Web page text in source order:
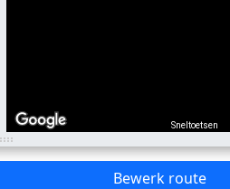
Sneltoetsen
Bewerk route